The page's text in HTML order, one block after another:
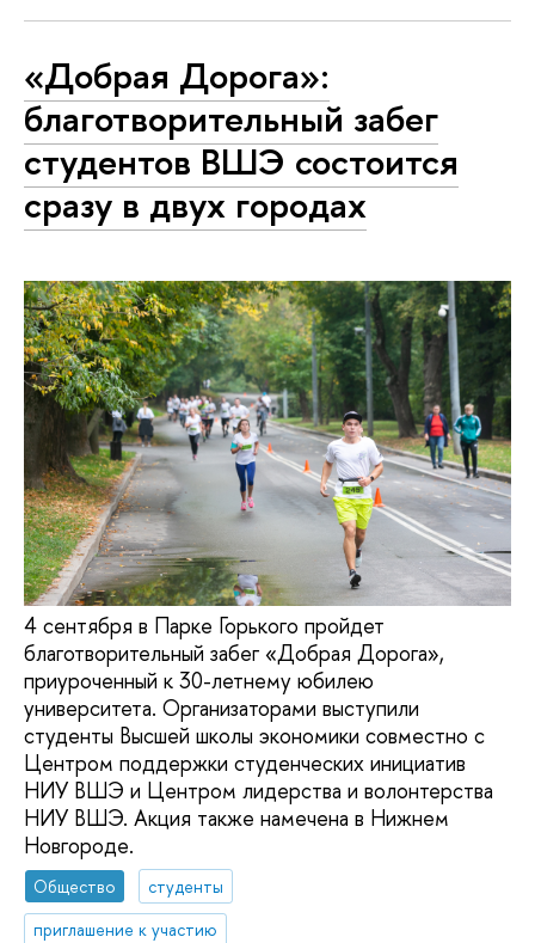
«Добрая Дорога»:
благотворительный забег
студентов ВШЭ состоится
сразу в двух городах
4 сентября в Парке Горького пройдет
благотворительный забег «Добрая Дорога»,
приуроченный к 30-летнему юбилею
университета. Организаторами выступили
студенты Высшей школы экономики совместно с
Центром поддержки студенческих инициатив
НИУ ВШЭ и Центром лидерства и волонтерства
НИУ ВШЭ. Акция также намечена в Нижнем
Новгороде.
Общество
студенты
приглашение к участию